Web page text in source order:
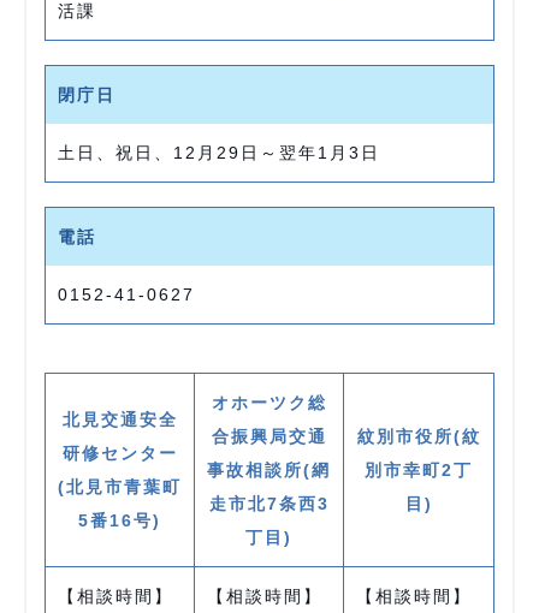
活課
閉庁日
土日、祝日、12月29日～翌年1月3日
電話
0152-41-0627
北見交通安全
研修センター
(北見市青葉町
5番16号)
オホーツク総
合振興局交通
事故相談所(網
走市北7条西3
丁目)
紋別市役所(紋
別市幸町2丁
目)
【相談時間】
【相談時間】
【相談時間】